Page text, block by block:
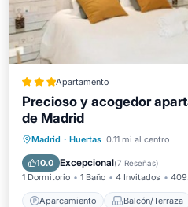
Apartamento
Precioso y acogedor
de Madrid
Madrid · Huertas 0.11 mi al centro
10.0 Excepcional(7 Reseñas)
1 Dormitorio 1 Baño 4 Invitados
Aparcamiento Balcón/Terraza
Aparcamiento
Aire acondicionado